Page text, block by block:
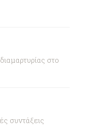
στο
συντάξεις